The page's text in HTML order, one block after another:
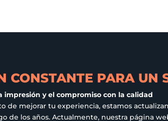
la
página
de
producto
CONSTANTE PARA UN
impresión y el compromiso con la calidad
de mejorar tu experiencia, estamos
de los años. Actualmente, nuestra página